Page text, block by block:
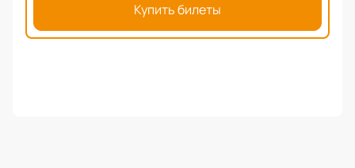
Купить билеты